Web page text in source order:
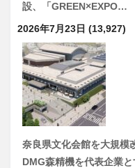
設、「GREEN×EXPO…
2026年7月23日 (13,927)
奈良県文化会館を大規模
DMG森精機を代表企業